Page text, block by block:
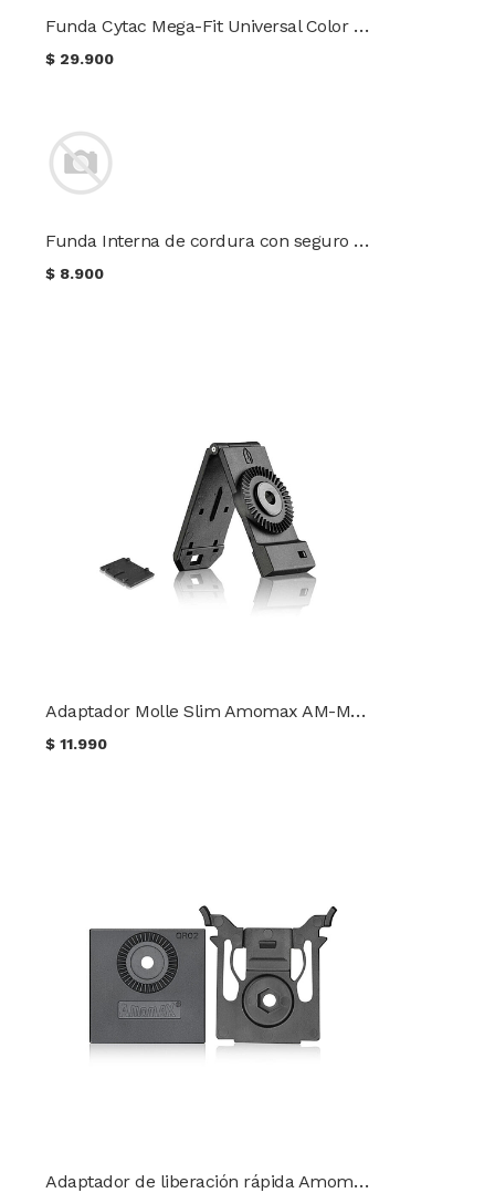
Funda Cytac Mega-Fit Universal Color negro
$ 29.900
Funda Interna de cordura con seguro elástico
$ 8.900
Adaptador Molle Slim Amomax AM-MA02
$11.990
Adaptador de liberación rápida Amomax GEN 2 AM-QR02